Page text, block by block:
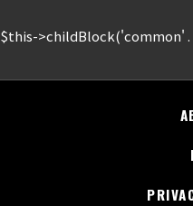
$this->childBlock('common'